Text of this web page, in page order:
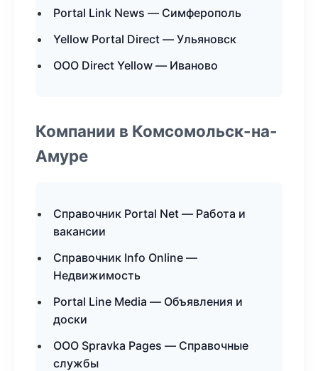
Portal Link News — Симферополь
Yellow Portal Direct — Ульяновск
ООО Direct Yellow — Иваново
Компании в Комсомольск-на-
Амуре
Справочник Portal Net — Работа и
вакансии
Справочник Info Online —
Недвижимость
Portal Line Media — Объявления и
доски
ООО Spravka Pages — Справочные
службы